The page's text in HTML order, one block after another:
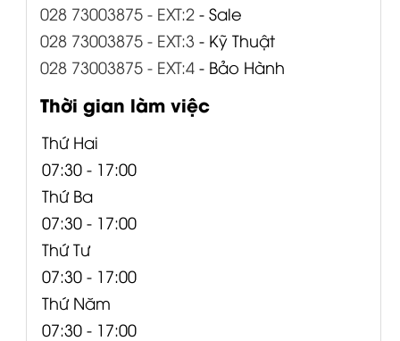
028 73003875 - EXT:2 - Sale
028 73003875 - EXT:3- Kỹ Thuật
028 73003875 - EXT:4 - Bảo Hành
Thời gian làm việc
Thứ Hai
07:30 - 17:00
Thứ Ba
07:30 - 17:00
Thứ Tư
07:30 - 17:00
Thứ Năm
07:30 - 17:00